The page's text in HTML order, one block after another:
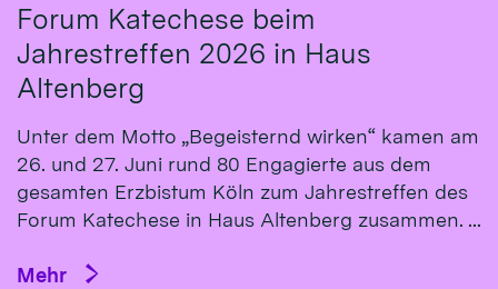
Forum Katechese beim
Jahrestreffen 2026 in Haus
Altenberg
Unter dem Motto „Begeisternd wirken“ kamen am
26. und 27. Juni rund 80 Engagierte aus dem
gesamten Erzbistum Köln zum Jahrestreffen des
Forum Katechese in Haus Altenberg zusammen. ...
Mehr